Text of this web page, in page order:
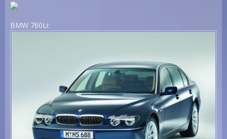
BMW 760Li: